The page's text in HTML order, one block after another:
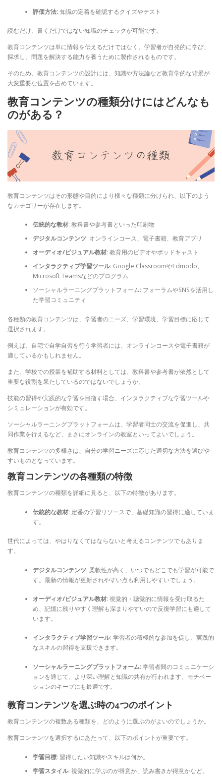
評価方法: 知識の定着を確認するクイズやテスト
読むだけ、書くだけではない知識のチェックが可能です。
教育コンテンツは単に情報を伝えるだけではなく、学習者が自発的に学び、
探求し、問題を解決する能力を養うために製作されるものです。
そのため、教育コンテンツの設計には、知識や方法論など教育学的な背景が
大変重要な位置を占めています。
教育コンテンツの種類分けにはどんなも
のがある？
教育コンテンツはその形態や目的により様々な種類に分けられ、以下のよう
なカテゴリーが存在します。
伝統的な教材: 教科書や参考書といった印刷物
デジタルコンテンツ: オンラインコース、電子書籍、教育アプリ
オーディオ/ビジュアル教材: 教育用のビデオやポッドキャスト
インタラクティブ学習ツール: Google ClassroomやEdmodo、
Microsoft Teamsなどのプログラム
ソーシャルラーニングプラットフォーム: フォーラムやSNSを活用し
た学習コミュニティ
各種類の教育コンテンツは、学習者のニーズ、学習環境、学習目標に応じて
選択されます。
例えば、自宅で自学自習を行う学習者には、オンラインコースや電子書籍が
適しているかもしれません。
また、学校での授業を補助する材料としては、教科書や参考書が依然として
重要な役割を果たしているのではないでしょうか。
技能の習得や実践的な学習を目指す場合、インタラクティブな学習ツールや
シミュレーションが有効です。
ソーシャルラーニングプラットフォームは、学習者同士の交流を促進し、共
同作業を行えるなど、まさにオンラインの教室といってよいでしょう。
教育コンテンツの多様さは、自分の学習ニーズに応じた適切な方法を選びや
すいものとなっています。
教育コンテンツの各種類の特徴
教育コンテンツの種類を詳細に見ると、以下の特徴があります。
伝統的な教材: 定番の学習リソースで、基礎知識の習得に適していま
す。
世代によっては、やはりなくてはならないと考えるコンテンツでもありま
す。
デジタルコンテンツ: 柔軟性が高く、いつでもどこでも学習が可能で
す。最新の情報が更新されやすい点も利用しやすいでしょう。
オーディオ/ビジュアル教材: 視覚的・聴覚的に情報を受け取るた
め、記憶に残りやすく理解も深まりやすいので反復学習にも適して
います。
インタラクティブ学習ツール: 学習者の積極的な参加を促し、実践的
なスキルの習得を支援できます。
ソーシャルラーニングプラットフォーム: 学習者間のコミュニケーシ
ョンを通じて、より深い理解と知識の共有が行われます。モチベー
ションのキープにも最適です。
教育コンテンツを選ぶ時の4つのポイント
教育コンテンツの複数ある種類を、どのように選ぶのがよいのでしょうか。
教育コンテンツを選択するにあたって、以下のポイントが重要です。
学習目標: 習得したい知識やスキルは何か。
学習スタイル: 視覚的に学ぶのが得意か、読み書きが得意かなど。